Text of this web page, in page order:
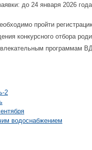
до 24 января 2026 года
пройти
конкурсного отбора
программам
2
водоснабжением